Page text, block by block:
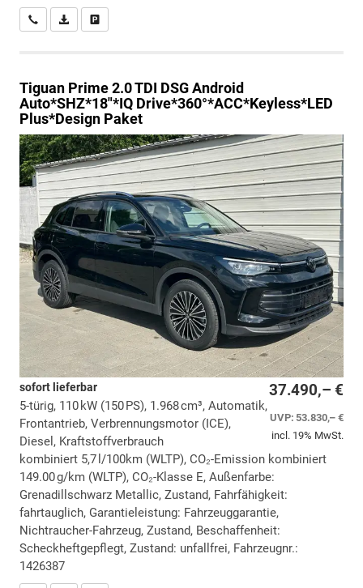
Wir rufen Sie anPDF-Datei, Fahrzeugexposé drucken
Tiguan Prime 2.0 TDI DSG Android
Auto*SHZ*18"*IQ Drive*360°*ACC*Keyless*LED
Plus*Design Paket
37.490,– €
UVP:53.830,– €
incl. 19% MwSt.
sofort lieferbar
5-türig, 110 kW (150 PS), 1.968 cm³, Automatik,
Frontantrieb, Verbrennungsmotor (ICE),
Diesel, Kraftstoffverbrauch
kombiniert 5,7 l/100km (WLTP), CO₂-Emission kombiniert
149.00 g/km (WLTP), CO₂-Klasse E, Außenfarbe:
Grenadillschwarz Metallic, Zustand, Fahrfähigkeit:
fahrtauglich, Garantieleistung: Fahrzeuggarantie,
Nichtraucher-Fahrzeug, Zustand, Beschaffenheit:
Scheckheftgepflegt, Zustand: unfallfrei, Fahrzeugnr.:
1426387